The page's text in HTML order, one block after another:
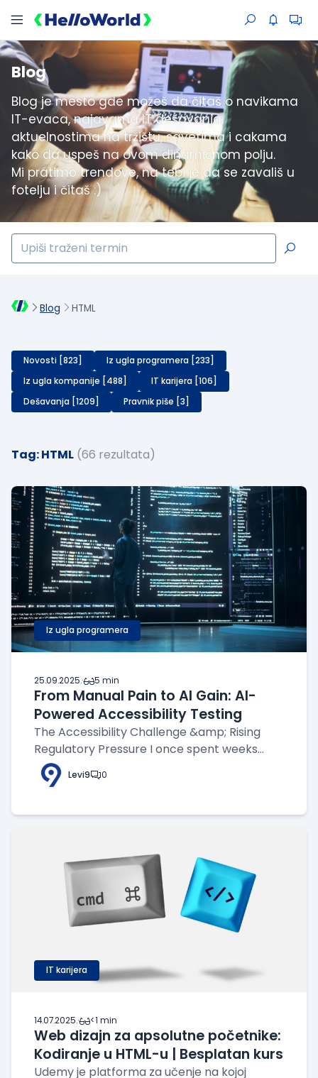
Blog
Blog je mesto gde možeš da čitaš o navikama
IT-evaca, najavama IT dešavanja,
aktuelnostima na tržištu, savetima i cakama
kako da uspeš na ovom dinamičnom polju.
Mi pratimo trendove, na tebi je da se zavališ u
fotelju i čitaš :)
Blog HTML
Novosti [823]
Iz ugla programera [233]
Iz ugla kompanije [488]
IT karijera [106]
Dešavanja [1209]
Pravnik piše [3]
Tag: HTML (66 rezultata)
Iz ugla programera
25.09.2025.· 5 min
From Manual Pain to AI Gain: AI-
Powered Accessibility Testing
The Accessibility Challenge &amp; Rising
Regulatory Pressure I once spent weeks
manually navigating with the NVDA screen
reader, checking color contrasts with
spreadsheets — all to ensure accessibility. It
Levi9 0
IT karijera
14.07.2025.· <1 min
Web dizajn za apsolutne početnike:
Kodiranje u HTML-u | Besplatan kurs
Udemy je platforma za učenje na kojoj